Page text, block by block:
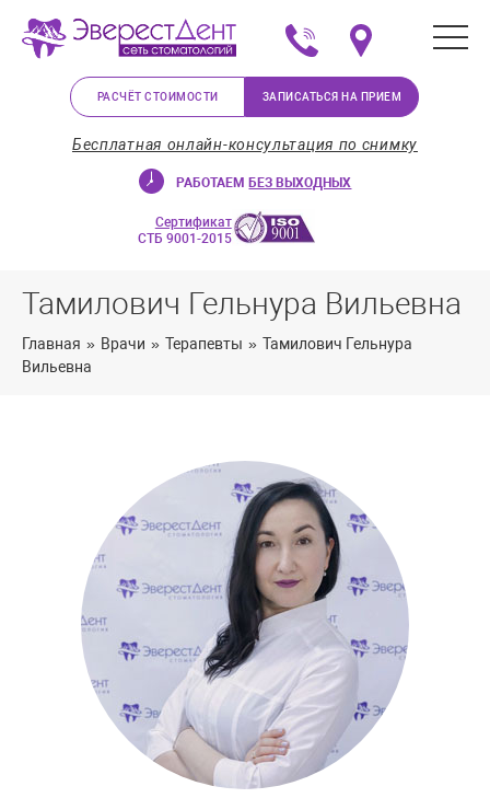
+375 (29) 623-72-37
Мы на карте в
РАСЧЁТ СТОИМОСТИ ЗАПИСАТЬСЯ НА ПРИЕМ
Бесплатная онлайн-консультация по снимку
Сертификат
СТБ 9001-2015
РАБОТАЕМБЕЗ ВЫХОДНЫХ
Тамилович Гельнура Вильевна
Главная » Врачи » Терапевты » Тамилович Гельнура
Вильевна